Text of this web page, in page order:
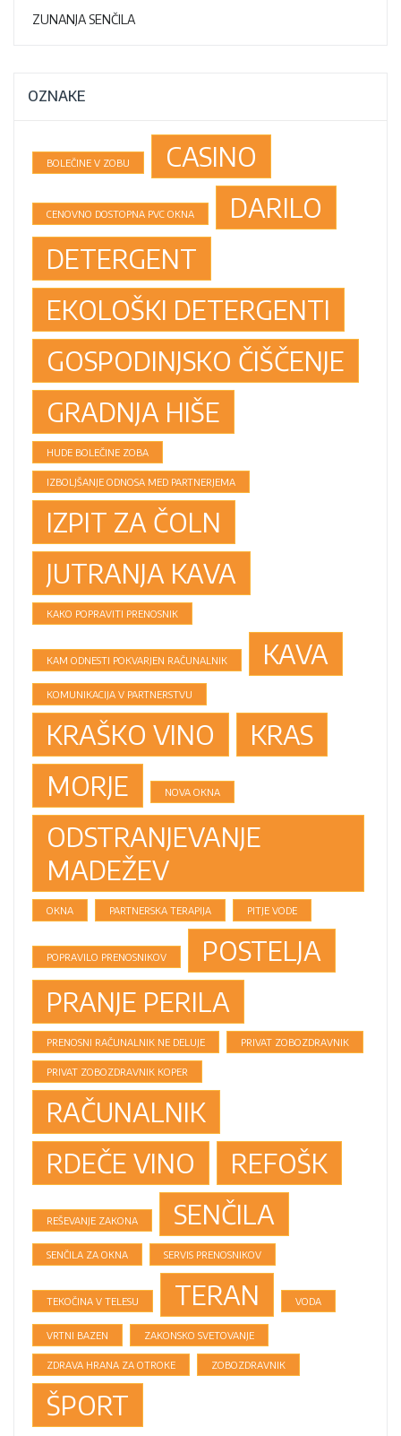
ZUNANJA SENČILA
OZNAKE
BOLEČINE V ZOBU CASINO
CENOVNO DOSTOPNA PVC OKNA
DARILO
DETERGENT
EKOLOŠKI DETERGENTI
GOSPODINJSKO ČIŠČENJE
GRADNJA HIŠE
HUDE BOLEČINE ZOBA
IZBOLJŠANJE ODNOSA MED PARTNERJEMA
IZPIT ZA ČOLN
JUTRANJA KAVA
KAKO POPRAVITI PRENOSNIK
KAM ODNESTI POKVARJEN RAČUNALNIK KAVA
KOMUNIKACIJA V PARTNERSTVU
KRAŠKO VINO
KRAS
MORJE
NOVA OKNA
ODSTRANJEVANJE
MADEŽEV
OKNA PARTNERSKA TERAPIJA PITJE VODE
POPRAVILO PRENOSNIKOV
POSTELJA
PRANJE PERILA
PRENOSNI RAČUNALNIK NE DELUJE PRIVAT ZOBOZDRAVNIK
PRIVAT ZOBOZDRAVNIK KOPER
RAČUNALNIK
RDEČE VINO
REFOŠK
REŠEVANJE ZAKONA SENČILA
SENČILA ZA OKNA SERVIS PRENOSNIKOV
TEKOČINA V TELESU TERAN VODA
VRTNI BAZEN ZAKONSKO SVETOVANJE
ZDRAVA HRANA ZA OTROKE ZOBOZDRAVNIK
ŠPORT